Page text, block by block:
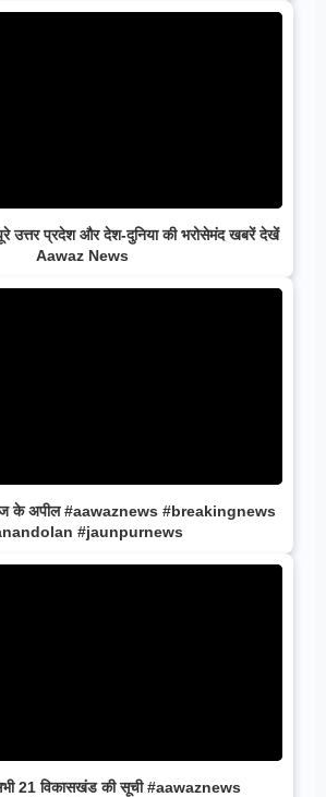
उत्तर प्रदेश और देश-दुनिया की भरोसेमंद खबरें देखें
Aawaz News
के अपील #aawaznews #breakingnews
#jaunpurnews
21 विकासखंड की सूची #aawaznews